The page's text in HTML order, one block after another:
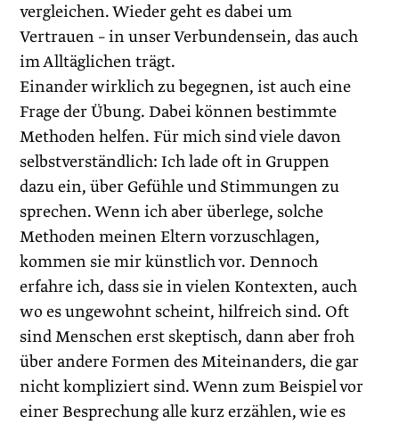
vergleichen. Wieder geht es dabei um
Vertrauen – in unser Verbundensein, das auch
im Alltäglichen trägt.
Einander wirklich zu begegnen, ist auch eine
Frage der Übung. Dabei können bestimmte
Methoden helfen. Für mich sind viele davon
selbstverständlich: Ich lade oft in Gruppen
dazu ein, über Gefühle und Stimmungen zu
sprechen. Wenn ich aber überlege, solche
Methoden meinen Eltern vorzuschlagen,
kommen sie mir künstlich vor. Dennoch
erfahre ich, dass sie in vielen Kontexten, auch
wo es ungewohnt scheint, hilfreich sind. Oft
sind Menschen erst skeptisch, dann aber froh
über andere Formen des Miteinanders, die gar
nicht kompliziert sind. Wenn zum Beispiel vor
einer Besprechung alle kurz erzählen, wie es